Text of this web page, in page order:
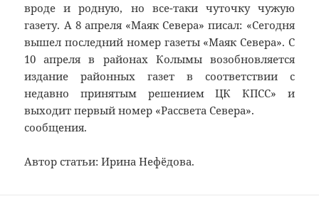
вроде и родную, но все-таки чуточку чужую
газету. А 8 апреля «Маяк Севера» писал: «Сегодня
вышел последний номер газеты «Маяк Севера». С
10 апреля в районах Колымы возобновляется
издание районных газет в соответствии с
недавно принятым решением ЦК КПСС» и
выходит первый номер «Рассвета Севера».
сообщения.
Автор статьи: Ирина Нефёдова.